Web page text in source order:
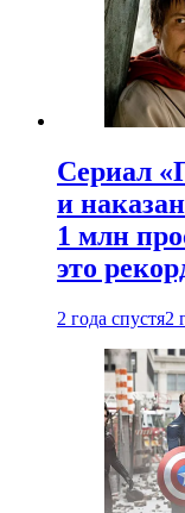
Сериал
и
1 млн
это
2 года спустя2